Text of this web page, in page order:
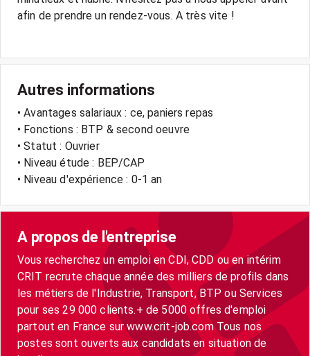
afin de prendre un rendez-vous. A très vite !
Autres informations
• Avantages salariaux : ce, paniers repas
• Fonctions : BTP & second oeuvre
• Statut : Ouvrier
• Niveau étude : BEP/CAP
• Niveau d'expérience : 0-1 an
A propos de l'entreprise
Vous recherchez un emploi en CDI, CDD ou en intérim
CRIT recrute chaque année des milliers de profils dans
les métiers de l'Industrie, Transport, BTP ou Services
pour ses 29 000 clients.+ de 5000 offres d'emploi
partout en France sur www.crit-job.com Tous nos
postes sont ouverts aux candidats en situation de